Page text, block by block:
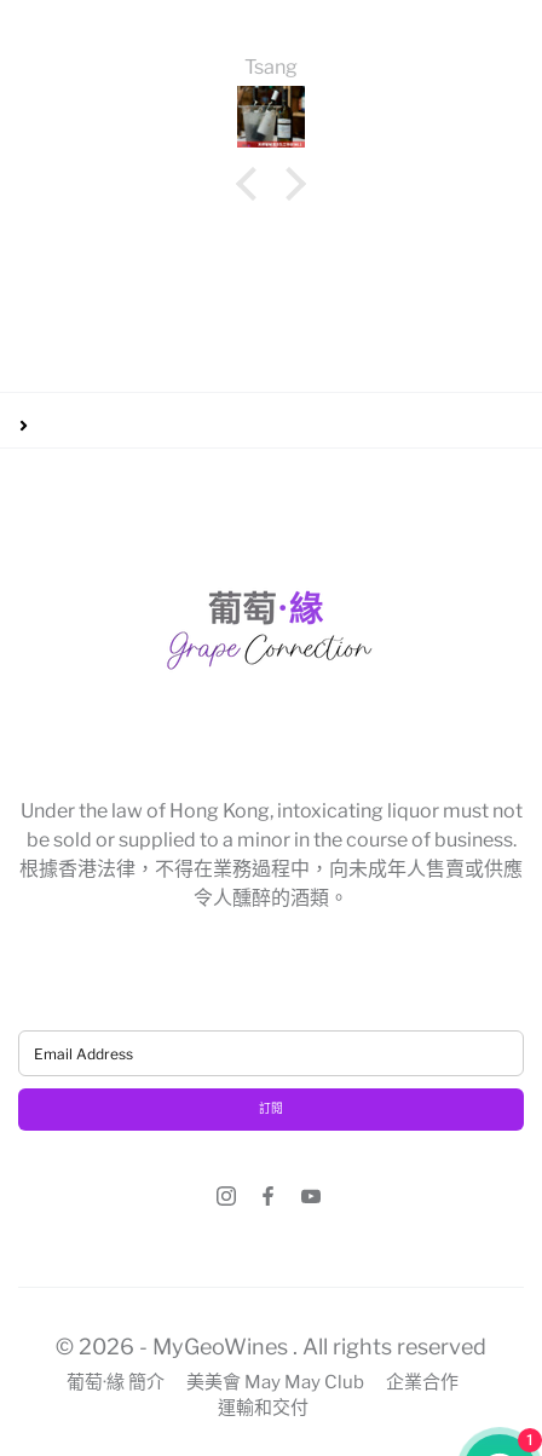
1
Tsang
Under the law of Hong Kong, intoxicating liquor must not
be sold or supplied to a minor in the course of business.
根據香港法律，不得在業務過程中，向未成年人售賣或供應
令人醺醉的酒類。
訂閱
© 2026 - MyGeoWines . All rights reserved
葡萄·緣 簡介 美美會 May May Club
企業合作
運輸和交付